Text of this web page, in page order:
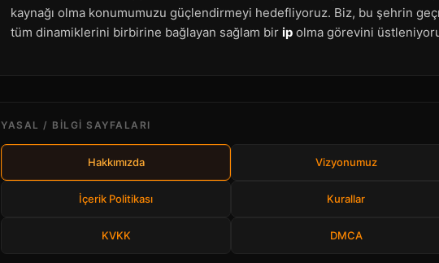
kaynağı olma konumumuzu güçlendirmeyi hedefliyoruz. Biz, bu şehrin
tüm dinamiklerini birbirine bağlayan sağlam bir ip olma görevini
YASAL / BILGI SAYFALARI
Hakkımızda Vizyonumuz
İçerik Politikası Kurallar
KVKK DMCA